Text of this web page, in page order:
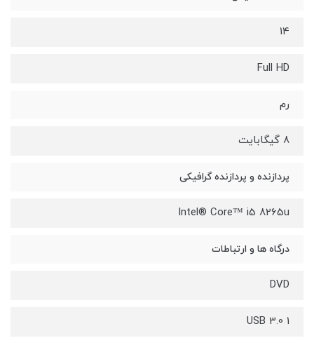
14
Full HD
رم
8 گیگابایت
پردازنده و پردازنده گرافیکی
Intel® Core™ i5 8265u
درگاه ها و ارتباطات
DVD
1 USB 3.0